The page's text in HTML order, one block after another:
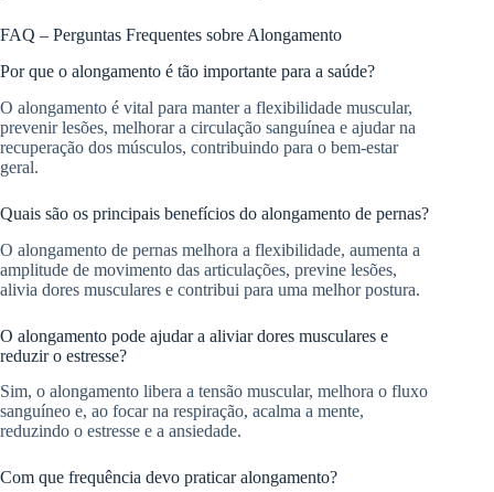
FAQ – Perguntas Frequentes sobre Alongamento
Por que o alongamento é tão importante para a saúde?
O alongamento é vital para manter a flexibilidade muscular,
prevenir lesões, melhorar a circulação sanguínea e ajudar na
recuperação dos músculos, contribuindo para o bem-estar
geral.
Quais são os principais benefícios do alongamento de pernas?
O alongamento de pernas melhora a flexibilidade, aumenta a
amplitude de movimento das articulações, previne lesões,
alivia dores musculares e contribui para uma melhor postura.
O alongamento pode ajudar a aliviar dores musculares e
reduzir o estresse?
Sim, o alongamento libera a tensão muscular, melhora o fluxo
sanguíneo e, ao focar na respiração, acalma a mente,
reduzindo o estresse e a ansiedade.
Com que frequência devo praticar alongamento?